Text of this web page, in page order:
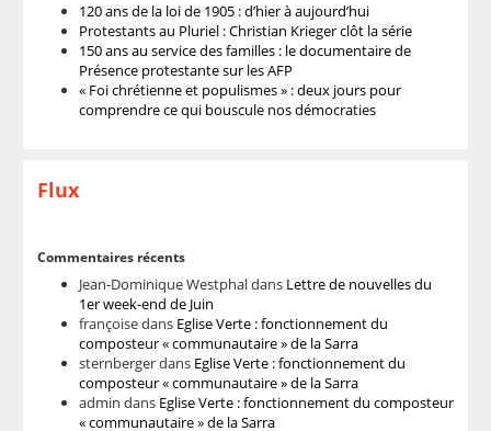
120 ans de la loi de 1905 : d’hier à aujourd’hui
Protestants au Pluriel : Christian Krieger clôt la série
150 ans au service des familles : le documentaire de
Présence protestante sur les AFP
« Foi chrétienne et populismes » : deux jours pour
comprendre ce qui bouscule nos démocraties
Flux
Commentaires récents
Jean-Dominique Westphaldans Lettre de nouvelles du
1er week-end de Juin
françoisedans Eglise Verte : fonctionnement du
composteur « communautaire » de la Sarra
sternbergerdans Eglise Verte : fonctionnement du
composteur « communautaire » de la Sarra
admin dans Eglise Verte : fonctionnement du composteur
« communautaire » de la Sarra